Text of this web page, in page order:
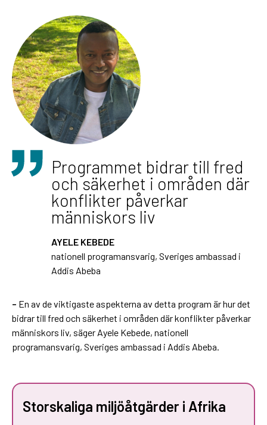
Programmet bidrar till fred
och säkerhet i områden där
konflikter påverkar
människors liv
AYELE KEBEDE
nationell programansvarig, Sveriges ambassad i
Addis Abeba
– En av de viktigaste aspekterna av detta program är hur det
bidrar till fred och säkerhet i områden där konflikter påverkar
människors liv, säger Ayele Kebede, nationell
programansvarig, Sveriges ambassad i Addis Abeba.
Storskaliga miljöåtgärder i Afrika